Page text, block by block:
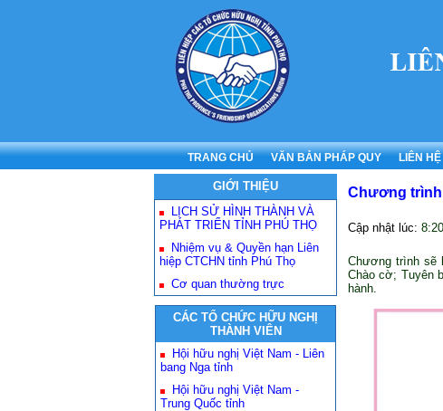
TRANG CHỦ VĂN BẢN PHÁP QUY LIÊN HỆ
GIỚI THIỆU
LỊCH SỬ HÌNH THÀNH VÀ
PHÁT TRIỂN TỈNH PHÚ THỌ
Nhiệm vụ & Quyền hạn Liên
hiệp CTCHN tỉnh Phú Thọ
Cơ quan thường trực
CÁC TỔ CHỨC HỮU NGHỊ
THÀNH VIÊN
Hội hữu nghị Việt Nam - Liên
bang Nga tỉnh
Hội hữu nghị Việt Nam -
Trung Quốc tỉnh
Chương trình
Cập nhật lúc:
Chương trình sẽ
Chào cờ; Tuyên
hành.